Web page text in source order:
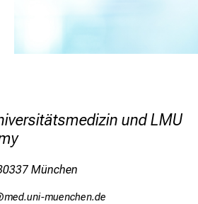
und LMU
München
vimsful_vfiuyziu mi